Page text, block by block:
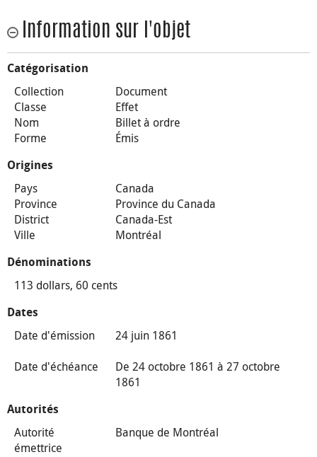
Information sur l'objet
Catégorisation
Collection
Document
Classe
Effet
Nom
Billet à ordre
Forme
Émis
Origines
Pays
Canada
Province
Province du Canada
District
Canada-Est
Ville
Montréal
Dénominations
113 dollars, 60 cents
Dates
Date d'émission
24 juin 1861
Date d'échéance
De 24 octobre 1861 à 27 octobre
1861
Autorités
Autorité
émettrice
Banque de Montréal